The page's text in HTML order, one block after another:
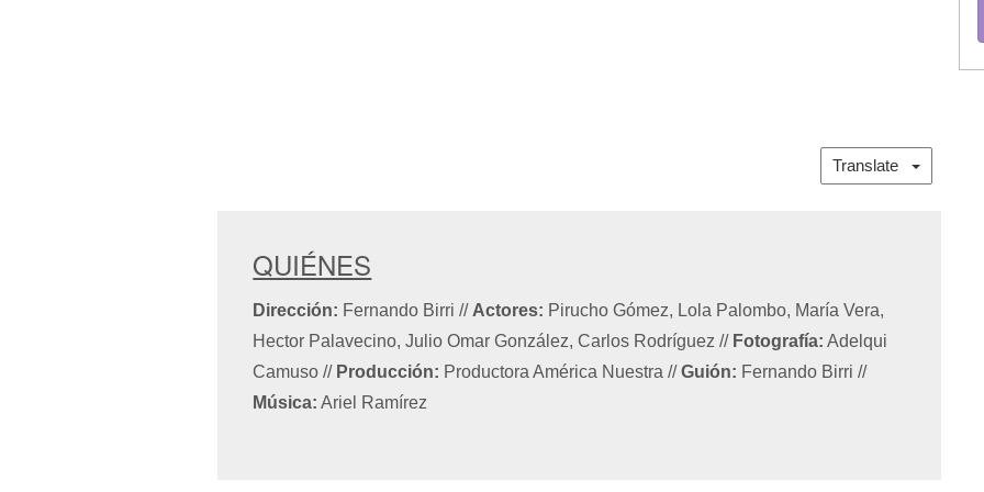
Translate
QUIÉNES
Dirección: Fernando Birri// Actores: Pirucho Gómez, Lola Palombo, María Vera,
Hector Palavecino, Julio Omar González, Carlos Rodríguez// Fotografía: Adelqui
Camuso// Producción: Productora América Nuestra// Guión: Fernando Birri//
Música: Ariel Ramírez